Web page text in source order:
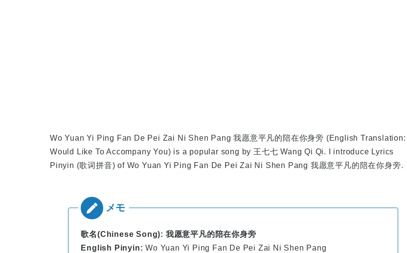
Wo Yuan Yi Ping Fan De Pei Zai Ni Shen Pang 我愿意平凡的陪在你身旁 (English Translation: I
Would Like To Accompany You) is a popular song by 王七七 Wang Qi Qi. I introduce Lyrics
Pinyin (歌词拼音) of Wo Yuan Yi Ping Fan De Pei Zai Ni Shen Pang 我愿意平凡的陪在你身旁.
歌名(Chinese Song): 我愿意平凡的陪在你身旁
English Pinyin: Wo Yuan Yi Ping Fan De Pei Zai Ni Shen Pang